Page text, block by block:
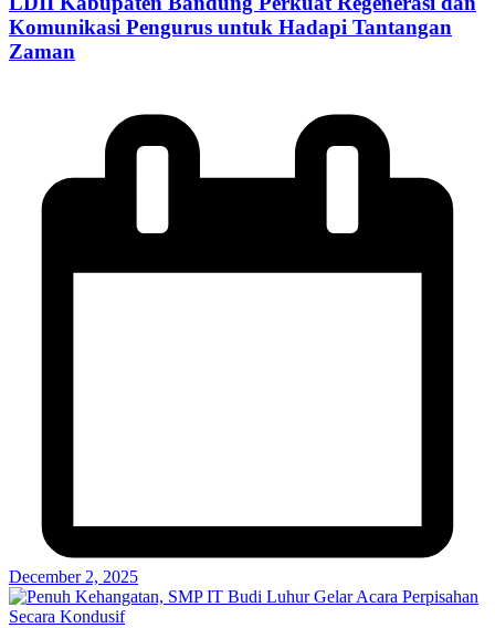
Komunikasi Pengurus untuk Hadapi Tantangan
Zaman
December 2, 2025